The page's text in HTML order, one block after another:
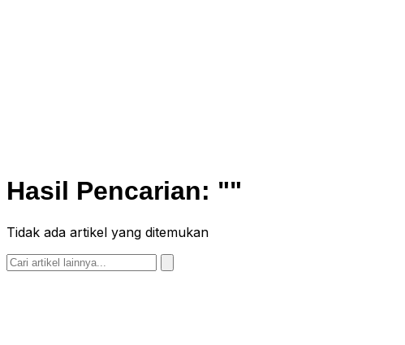
Hasil Pencarian: ""
Tidak ada artikel yang ditemukan